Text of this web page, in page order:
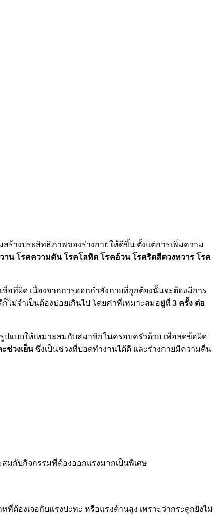
ร้างประสิทธิภาพของร่างกายให้ดีขึ้น ตั้งแต่การเพิ่มความ
าน โรคความดัน โรคโลหิต โรคอ้วน โรคริดสีดวงทวาร โรค
อที่ผิด เนื่องจากการออกกำลังกายที่ถูกต้องนั้นจะต้องมีการ
ม่จำเป็นต้องบ่อยเกินไป โดยค่าที่เหมาะสมอยู่ที่ 3 ครั้ง ต่อ
แบบให้เหมาะสมกับสมาชิกในครอบครัวด้วย เพื่อลดข้อผิด
ช่วงเย็นซึ่งเป็นช่วงที่ปอดทำงานได้ดี และร่างกายมีความตื่น
สมกับกิจกรรมที่ต้องออกแรงมากเป็นพิเศษ
ต้องเจอกับแรงปะทะ หรือแรงต้านสูง เพราะว่ากระดูกยังไม่